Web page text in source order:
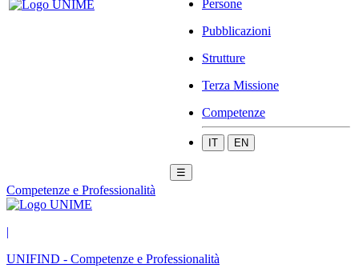
Persone
Pubblicazioni
Strutture
Terza Missione
Competenze
IT EN
☰
Competenze e Professionalità
|
UNIFIND - Competenze e Professionalità